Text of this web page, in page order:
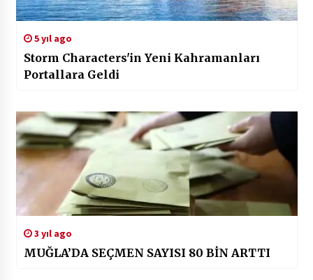
5 yıl ago
Storm Characters'in Yeni Kahramanları
Portallara Geldi
3 yıl ago
MUĞLA’DA SEÇMEN SAYISI 80 BİN ARTTI